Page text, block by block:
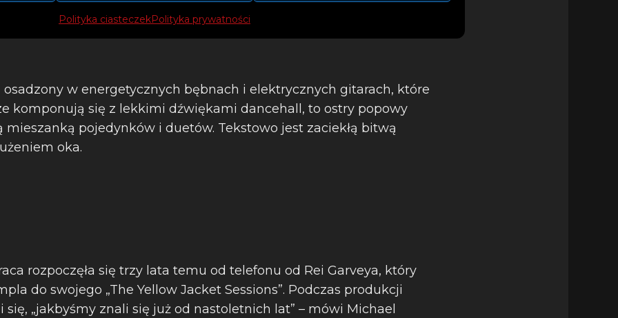
Polityka ciasteczekPolityka prywatności
osadzony w energetycznych bębnach i elektrycznych gitarach, które
komponują się z lekkimi dźwiękami dancehall, to ostry popowy
pojedynków i duetów. Tekstowo jest zaciekłą bitwą
oka.
rozpoczęła się trzy lata temu od telefonu od Rei Garveya, który
do swojego „The Yellow Jacket Sessions”. Podczas produkcji
„jakbyśmy znali się już od nastoletnich lat” – mówi Michael